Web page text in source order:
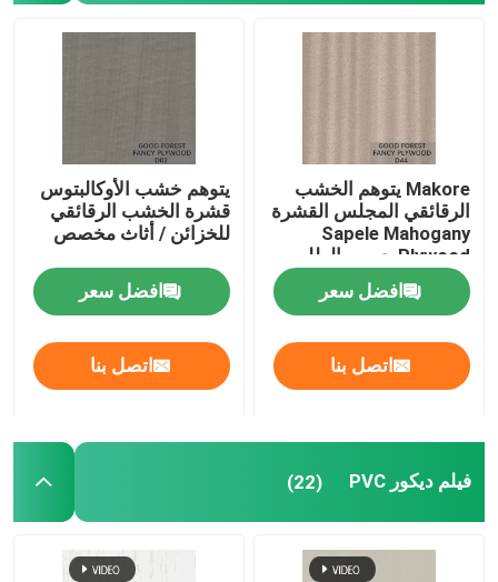
Makore يتوهم الخشب
الرقائقي المجلس القشرة
Sapele Mahogany
Plywood حسب الطلب
افضل سعر
اتصل بنا
يتوهم خشب الأوكالبتوس
قشرة الخشب الرقائقي
للخزائن / أثاث مخصص
افضل سعر
اتصل بنا
فيلم ديكور PVC (22)